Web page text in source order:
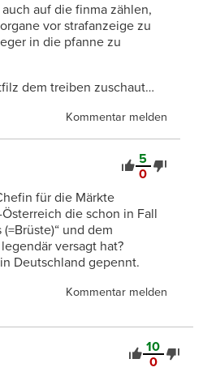
auf die finma zählen,
vor strafanzeige zu
in die pfanne zu
dem treiben zuschaut…
Kommentar melden
5
0
für die Märkte
die schon in Fall
und dem
versagt hat?
Deutschland gepennt.
Kommentar melden
10
0